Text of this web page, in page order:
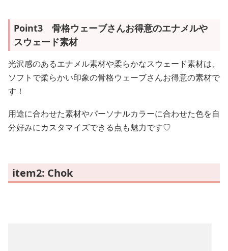
Point3 骨格ウェーブさんお得意のエナメルや
スウェード素材
光沢感のあるエナメル素材や柔らかなスウェード素材は、
ソフトで柔らかい印象の骨格ウェーブさんお得意の素材で
す！
用途に合わせた素材やパーソナルカラーに合わせた色を自
分好みにカスタマイズできる点も魅力です♡
item2: Chok